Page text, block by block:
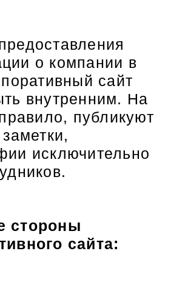
о компании в
сайт
внутренним. На
публикуют
исключительно
стороны
сайта: